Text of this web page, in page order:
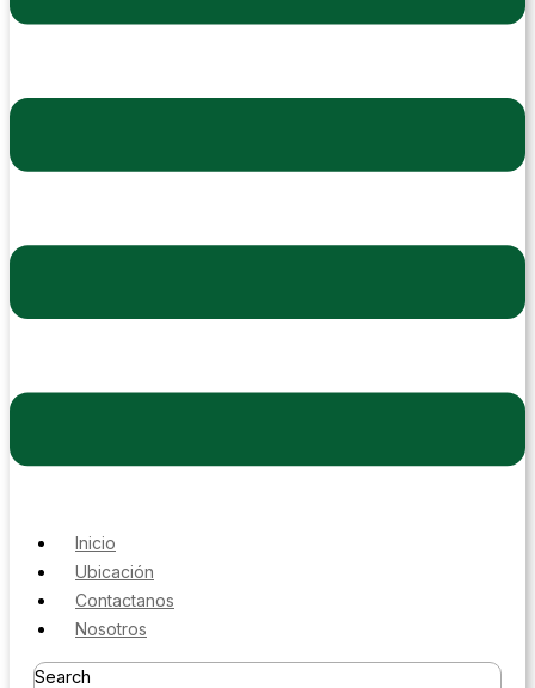
Inicio
Ubicación
Contactanos
Nosotros
Search